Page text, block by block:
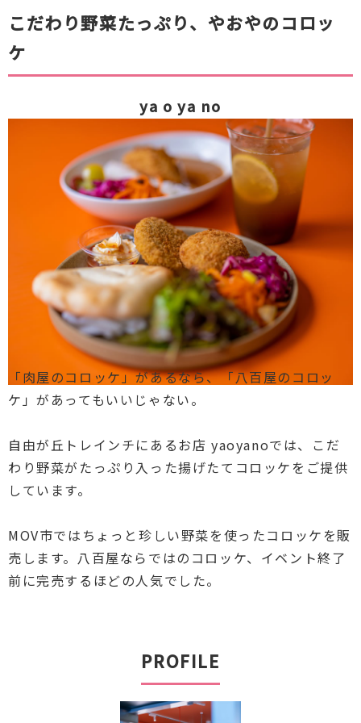
こだわり野菜たっぷり、やおやのコロッ
ケ
ya o ya no
「肉屋のコロッケ」があるなら、「八百屋のコロッ
ケ」があってもいいじゃない。
自由が丘トレインチにあるお店 yaoyanoでは、こだ
わり野菜がたっぷり入った揚げたてコロッケをご提供
しています。
MOV市ではちょっと珍しい野菜を使ったコロッケを販
売します。八百屋ならではのコロッケ、イベント終了
前に完売するほどの人気でした。
PROFILE